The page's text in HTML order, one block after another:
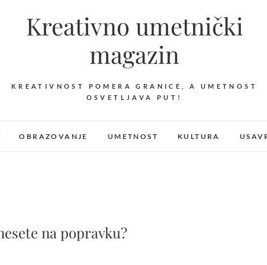
Kreativno umetnički
magazin
KREATIVNOST POMERA GRANICE, A UMETNOST
OSVETLJAVA PUT!
OBRAZOVANJE UMETNOST KULTURA
na popravku?